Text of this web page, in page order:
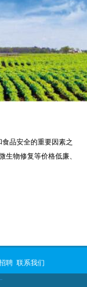
品安全的重要因素之
生物修复等价格低廉、
聘 联系我们